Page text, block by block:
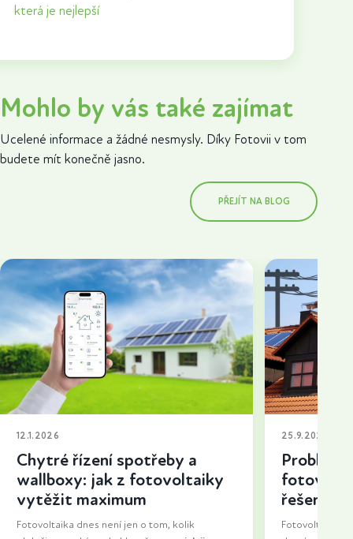
která je nejlepší
Mohlo by vás také zajímat
Ucelené informace a žádné nesmysly. Díky Fotovii v tom
budete mít konečně jasno.
PŘEJÍT NA BLOG
12.1.2026
Chytré řízení spotřeby a
wallboxy: jak z fotovoltaiky
vytěžit maximum
Fotovoltaika dnes není jen o tom, kolik
25.9.2025
řešení a
Fotovoltaika